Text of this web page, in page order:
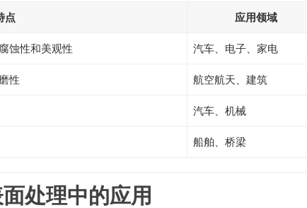
点 应用领域
蚀性和美观性 汽车、电子、家电
性 航空航天、建筑
汽车、机械
船舶、桥梁
处理中的应用